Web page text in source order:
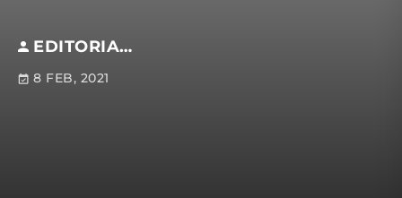
EDITORIAL S.M
8 FEB, 2021